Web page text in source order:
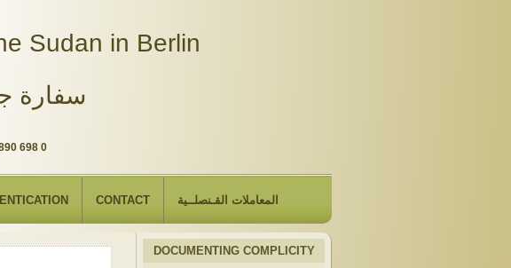
698 0
Sudan in Berlin
سفارة
CONTACT المعاملات القـنصلــية
DOCUMENTING COMPLICITY